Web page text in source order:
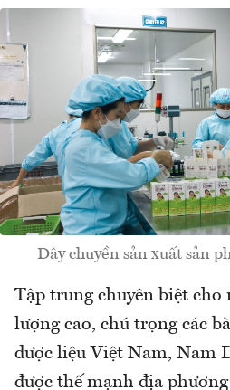
Dây chuyền sản xuất sản
Tập trung chuyên biệt cho
lượng cao, chú trọng các
dược liệu Việt Nam, Nam
được thế mạnh địa